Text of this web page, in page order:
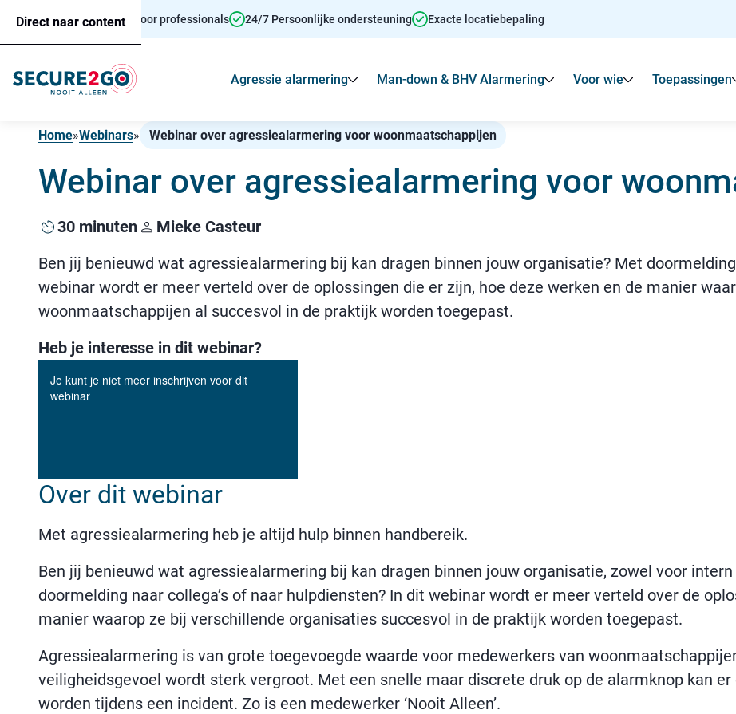
Direct naar content
Persoonsalarmering voor professionals 24/7 Persoonlijke ondersteuning Exacte locatiebepaling
Agressie alarmering Toon Submenu voor Agressie alarmering
Man-down & BHV Alarmering Toon Submenu voor
Voor wie ToonToepassingen
Home»Webinars» Webinar over agressiealarmering voor woonmaatschappijen
Webinar over agressiealarmering voor
30 minuten
Mieke Casteur
Ben jij benieuwd wat agressiealarmering bij kan dragen binnen jouw organisatie? Met
webinar wordt er meer verteld over de oplossingen die er zijn, hoe deze werken en de manier
woonmaatschappijen al succesvol in de praktijk worden toegepast.
Heb je interesse in dit webinar?
Over dit webinar
Met agressiealarmering heb je altijd hulp binnen handbereik.
Ben jij benieuwd wat agressiealarmering bij kan dragen binnen jouw organisatie, zowel voor
doormelding naar collega’s of naar hulpdiensten? In dit webinar wordt er meer verteld over de
manier waarop ze bij verschillende organisaties succesvol in de praktijk worden toegepast.
Agressiealarmering is van grote toegevoegde waarde voor medewerkers van
veiligheidsgevoel wordt sterk vergroot. Met een snelle maar discrete druk op de alarmknop kan
worden tijdens een incident. Zo is een medewerker ‘Nooit Alleen’.